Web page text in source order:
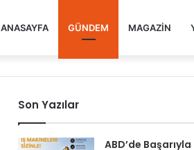
ANASAYFA GÜNDEM MAGAZIN
Son Yazılar
ABD’de Başarıyla